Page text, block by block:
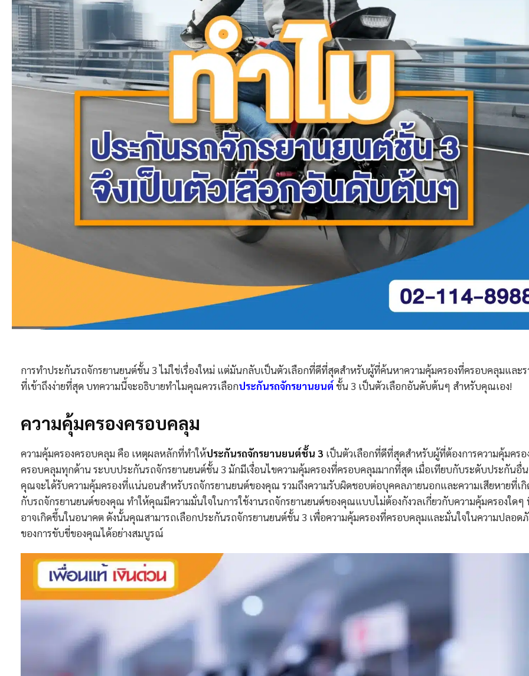
การทำประกันรถจักรยานยนต์ชั้น 3 ไม่ใช่เรื่องใหม่ แต่มันกลับเป็นตัวเลือกที่ดีที่สุดสำหรับผู้ที่ค้นหาความคุ้มครองที่ครอบคลุมและร
ที่เข้าถึงง่ายที่สุด บทความนี้จะอธิบายทำไมคุณควรเลือกประกันรถจักรยานยนต์ ชั้น 3 เป็นตัวเลือกอันดับต้นๆ สำหรับคุณเอง!
ความคุ้มครองครอบคลุม
ความคุ้มครองครอบคลุม คือ เหตุผลหลักที่ทำให้ประกันรถจักรยานยนต์ชั้น 3 เป็นตัวเลือกที่ดีที่สุดสำหรับผู้ที่ต้องการความคุ้มครอ
ครอบคลุมทุกด้าน ระบบประกันรถจักรยานยนต์ชั้น 3 มักมีเงื่อนไขความคุ้มครองที่ครอบคลุมมากที่สุด เมื่อเทียบกับระดับประกันอื่
คุณจะได้รับความคุ้มครองที่แน่นอนสำหรับรถจักรยานยนต์ของคุณ รวมถึงความรับผิดชอบต่อบุคคลภายนอกและความเสียหายที่เ
กับรถจักรยานยนต์ของคุณ ทำให้คุณมีความมั่นใจในการใช้งานรถจักรยานยนต์ของคุณแบบไม่ต้องกังวลเกี่ยวกับความคุ้มครองใดๆ
อาจเกิดขึ้นในอนาคต ดังนั้นคุณสามารถเลือกประกันรถจักรยานยนต์ชั้น 3 เพื่อความคุ้มครองที่ครอบคลุมและมั่นใจในความปลอด
ของการขับขี่ของคุณได้อย่างสมบูรณ์